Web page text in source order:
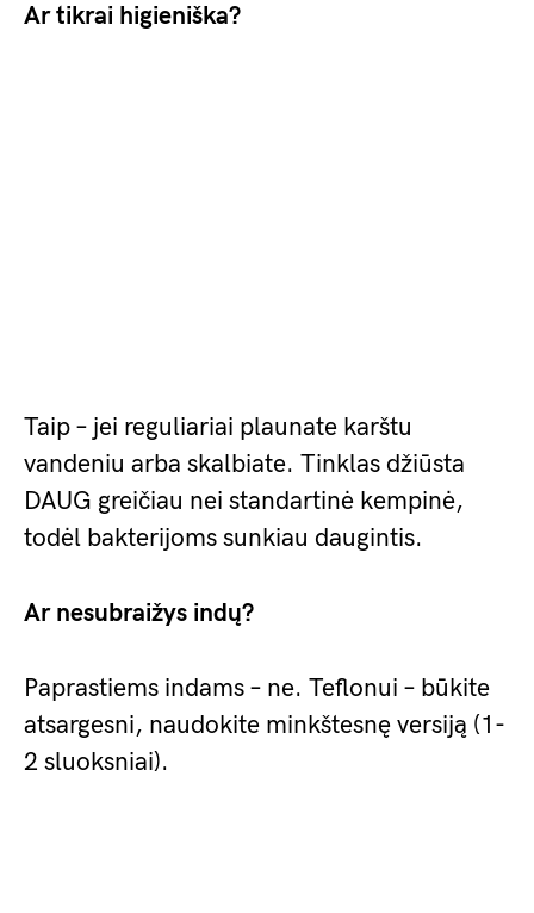
Ar tikrai higieniška?
Taip – jei reguliariai plaunate karštu
vandeniu arba skalbiate. Tinklas džiūsta
DAUG greičiau nei standartinė kempinė,
todėl bakterijoms sunkiau daugintis.
Ar nesubraižys indų?
Paprastiems indams – ne. Teflonui – būkite
atsargesni, naudokite minkštesnę versiją (1-
2 sluoksniai).